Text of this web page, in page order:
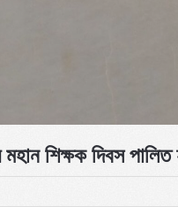
মহান শিক্ষক দিবস পালিত